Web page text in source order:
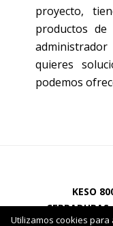
proyecto,
productos de
quieres
podemos
KESO
CERRADURAS
Utilizamos cookies